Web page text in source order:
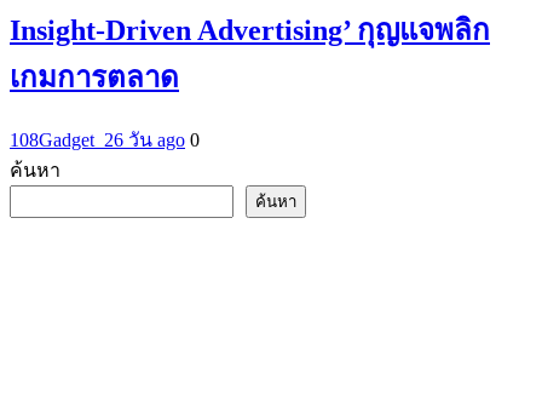
Insight-Driven Advertising’ กุญแจพลิก
เกมการตลาด
108Gadget_26 วัน ago 0
ค้นหา
ค้นหา